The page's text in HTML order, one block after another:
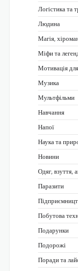
Логістика та
Людина
Магія,
Міфи та
Мотивація
Музика
Мультфільми
Навчання
Напої
Наука та
Новини
Одяг, взуття,
Паразити
Побутова
Подарунки
Подорожі
Поради та